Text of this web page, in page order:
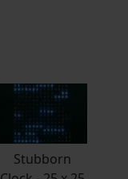
Stubborn